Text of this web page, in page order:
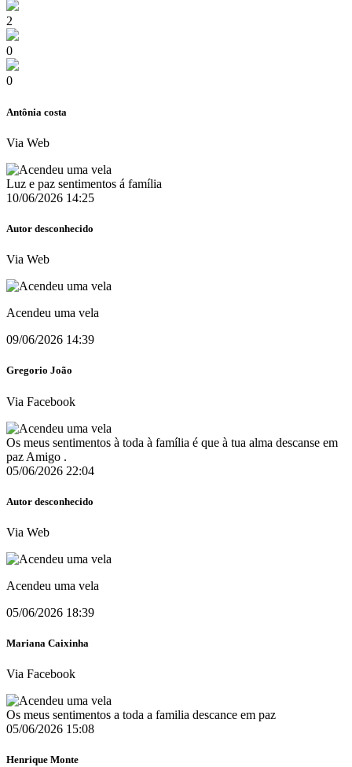
2
0
0
Antônia costa
Via Web
Luz e paz sentimentos á família
10/06/2026 14:25
Autor desconhecido
Via Web
Acendeu uma vela
09/06/2026 14:39
Gregorio João
Via Facebook
Os meus sentimentos à toda à família é que à tua alma descanse em
paz Amigo .
05/06/2026 22:04
Autor desconhecido
Via Web
Acendeu uma vela
05/06/2026 18:39
Mariana Caixinha
Via Facebook
Os meus sentimentos a toda a familia descance em paz
05/06/2026 15:08
Henrique Monte